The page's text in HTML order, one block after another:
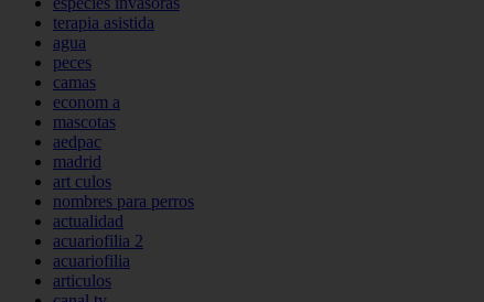
terapia asistida
agua
peces
camas
econom a
mascotas
aedpac
madrid
art culos
nombres para perros
actualidad
acuariofilia 2
acuariofilia
articulos